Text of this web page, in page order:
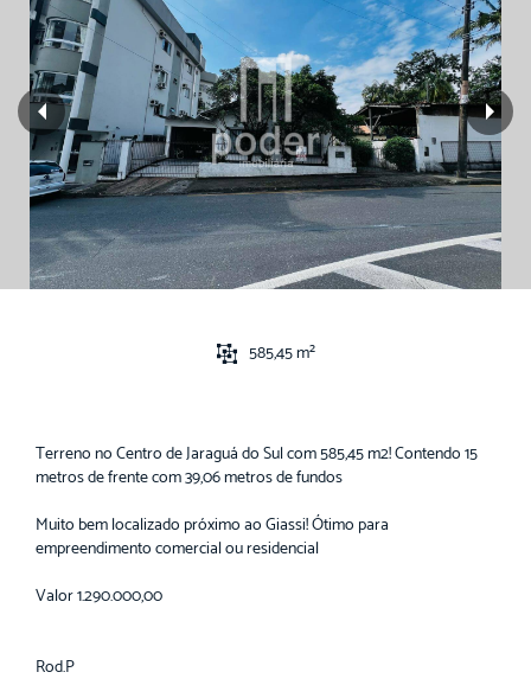
585,45 m²
Terreno no Centro de Jaraguá do Sul com 585,45 m2! Contendo 15
metros de frente com 39,06 metros de fundos
Muito bem localizado próximo ao Giassi! Ótimo para
empreendimento comercial ou residencial
Valor 1.290.000,00
Rod.P